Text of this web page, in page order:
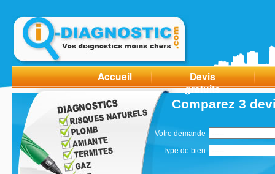
Accueil
Devis
gratuits
Comparez 3
Votre demande
Type de bien